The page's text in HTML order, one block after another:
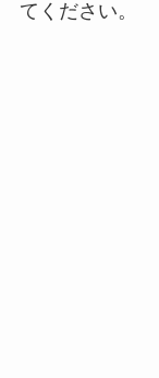
てください。